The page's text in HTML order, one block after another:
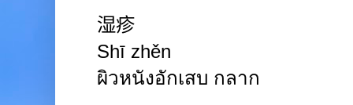
湿疹
Shī zhěn
ผิวหนังอักเสบ กลาก